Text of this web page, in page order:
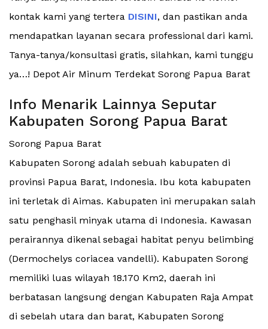
kontak kami yang tertera DISINI, dan pastikan anda
mendapatkan layanan secara professional dari kami.
Tanya-tanya/konsultasi gratis, silahkan, kami tunggu
ya…! Depot Air Minum Terdekat Sorong Papua Barat
Info Menarik Lainnya Seputar
Kabupaten Sorong Papua Barat
Sorong Papua Barat
Kabupaten Sorong adalah sebuah kabupaten di
provinsi Papua Barat, Indonesia. Ibu kota kabupaten
ini terletak di Aimas. Kabupaten ini merupakan salah
satu penghasil minyak utama di Indonesia. Kawasan
perairannya dikenal sebagai habitat penyu belimbing
(Dermochelys coriacea vandelli). Kabupaten Sorong
memiliki luas wilayah 18.170 Km2, daerah ini
berbatasan langsung dengan Kabupaten Raja Ampat
di sebelah utara dan barat, Kabupaten Sorong